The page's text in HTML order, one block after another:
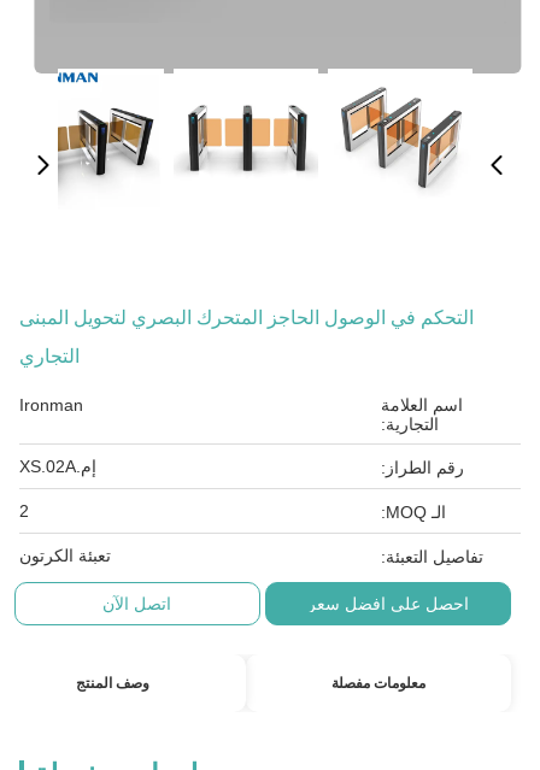
التحكم في الوصول الحاجز المتحرك البصري لتحويل المبنى
التجاري
اسم العلامة
التجارية:
Ironman
رقم الطراز: إم.XS.02A
الـ MOQ: 2
تفاصيل التعبئة: تعبئة الكرتون
احصل على افضل سعر اتصل الآن
معلومات مفصلة وصف المنتج